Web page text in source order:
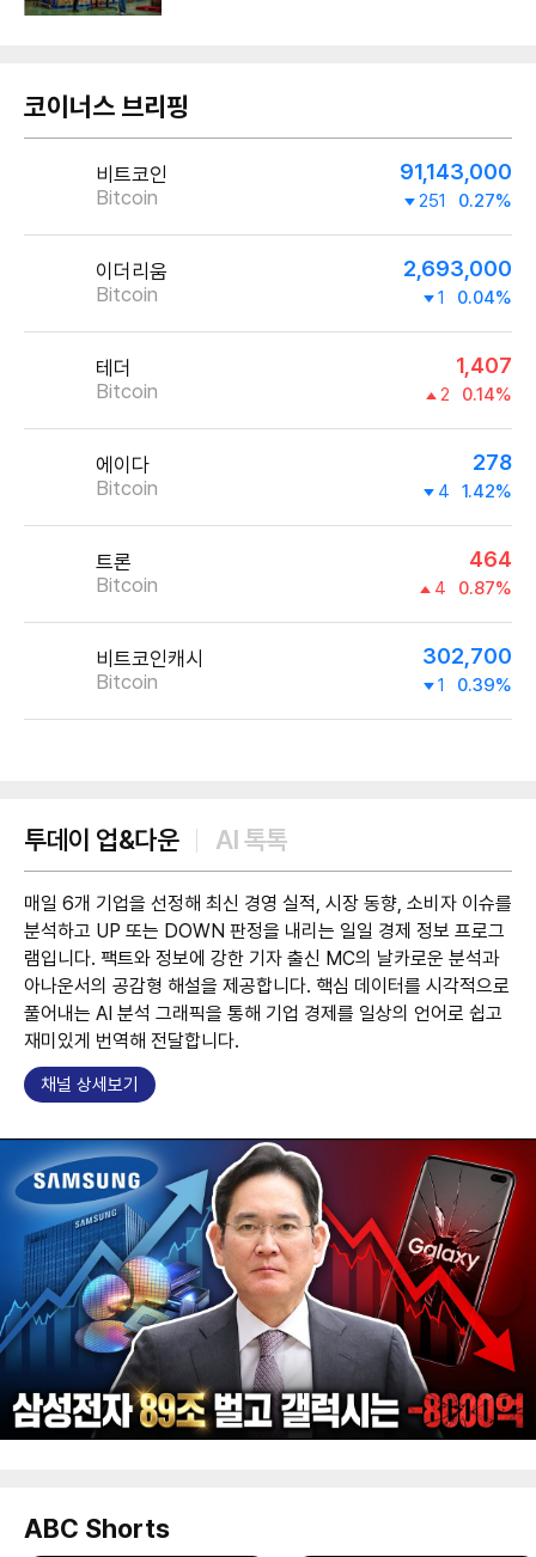
코이너스 브리핑
비트코인
Bitcoin
91,143,000
251 0.27%
이더리움
Bitcoin
2,693,000
1 0.04%
테더
Bitcoin
1,407
2 0.14%
에이다
Bitcoin
278
4 1.42%
트론
Bitcoin
464
4 0.87%
비트코인캐시
Bitcoin
302,700
1 0.39%
투데이 업&다운 AI 톡톡
매일 6개 기업을 선정해 최신 경영 실적, 시장 동향, 소비자 이슈를
분석하고 UP 또는 DOWN 판정을 내리는 일일 경제 정보 프로그
램입니다. 팩트와 정보에 강한 기자 출신 MC의 날카로운 분석과
아나운서의 공감형 해설을 제공합니다. 핵심 데이터를 시각적으로
풀어내는 AI 분석 그래픽을 통해 기업 경제를 일상의 언어로 쉽고
재미있게 번역해 전달합니다.
채널 상세보기
ABC Shorts